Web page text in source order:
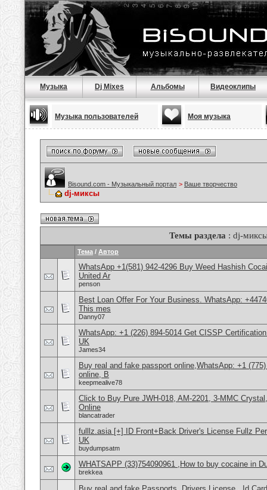
Музыка Dj Mixes Альбомы Видеоклипы
Музыка пользователей Моя музыка
Bisound.com - Музыкальный портал > Ваше творчество
dj-миксы
Темы раздела : dj-
Тема / Автор
WhatsApp +1(581) 942-4296 Buy Weed Hashish
United Ar
penson
Best Loan Offer For Your Business. WhatsApp:
This mes
Danny07
WhatsApp: +1 (226) 894-5014​ Get CISSP
UK
James34
Buy real and fake passport online,WhatsApp: +1
online, B
keepmealive78
Click to Buy Pure JWH-018, AM-2201, 3-MMC
Online
blancatrader
fulllz.asia [+] ID Front+Back Driver's License Fullz
UK
buydumpsatm
WHATSAPP (33)754090961 ,How to buy cocaine in
brekkea